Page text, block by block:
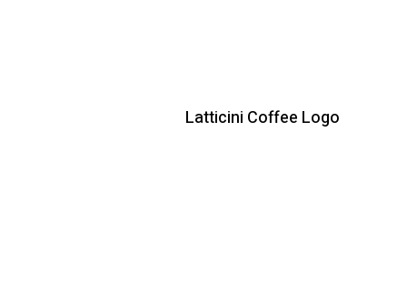
Latticini Coffee Logo